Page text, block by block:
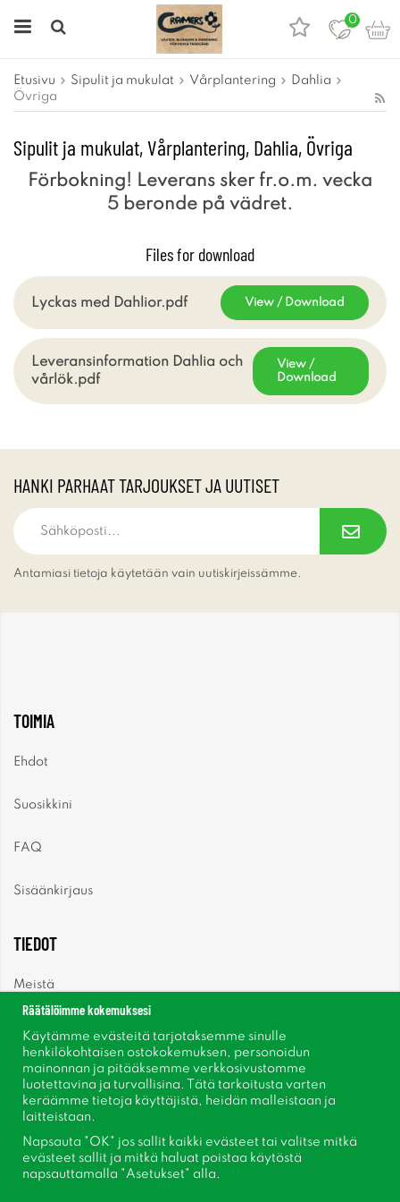
0
Etusivu Sipulit ja mukulat Vårplantering
Dahlia
Övriga
Sipulit ja mukulat, Vårplantering, Dahlia, Övriga
Förbokning! Leverans sker fr.o.m. vecka
5 beronde på vädret.
Files for download
Lyckas med Dahlior.pdf View / Download
Leveransinformation Dahlia och
vårlök.pdf
View /
Download
HANKI PARHAAT TARJOUKSET JA UUTISET
Antamiasi tietoja käytetään vain uutiskirjeissämme.
TOIMIA
Ehdot
Suosikkini
FAQ
Sisäänkirjaus
TIEDOT
Meistä
Uutiset
Uutiskirje
Tietoja evästeistä
Inspiraatiota
Räätälöimme kokemuksesi
Käytämme evästeitä tarjotaksemme sinulle
henkilökohtaisen ostokokemuksen, personoidun
mainonnan ja pitääksemme verkkosivustomme
luotettavina ja turvallisina. Tätä tarkoitusta varten
keräämme tietoja käyttäjistä, heidän malleistaan ​​ja
laitteistaan.
Napsauta "OK" jos sallit kaikki evästeet tai valitse mitkä
evästeet sallit ja mitkä haluat poistaa käytöstä
napsauttamalla "Asetukset" alla.